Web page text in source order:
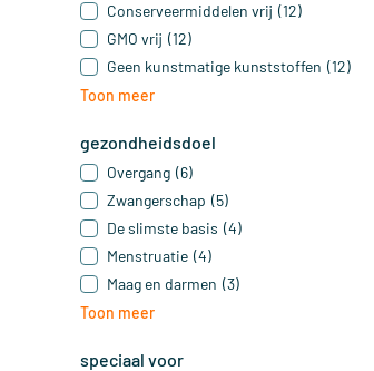
Conserveermiddelen vrij (12)
GMO vrij (12)
Geen kunstmatige kunststoffen (12)
Toon meer
gezondheidsdoel
Overgang (6)
Zwangerschap (5)
De slimste basis (4)
Menstruatie (4)
Maag en darmen (3)
Toon meer
speciaal voor